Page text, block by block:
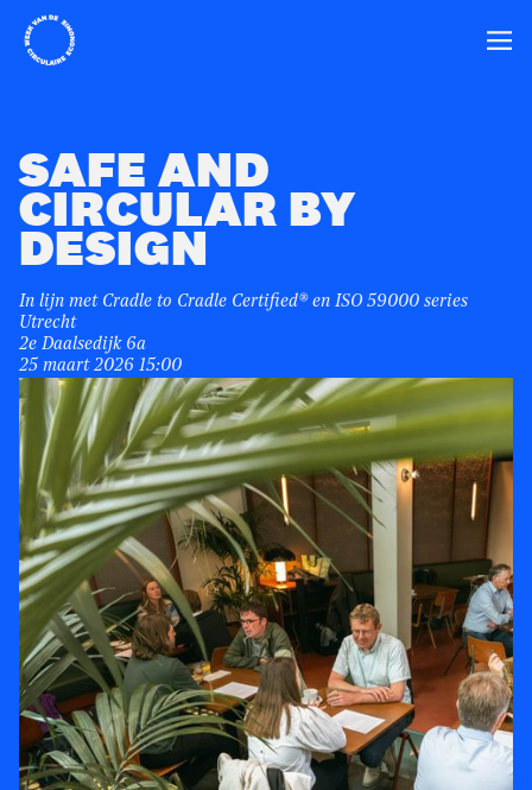
Home
SAFE AND
CIRCULAR BY
DESIGN
In lijn met Cradle to Cradle Certified® en ISO 59000 series
Utrecht
2e Daalsedijk 6a
25 maart 2026 15:00